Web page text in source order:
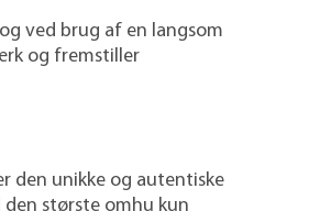
ved brug af en langsom
og fremstiller
den unikke og autentiske
største omhu kun